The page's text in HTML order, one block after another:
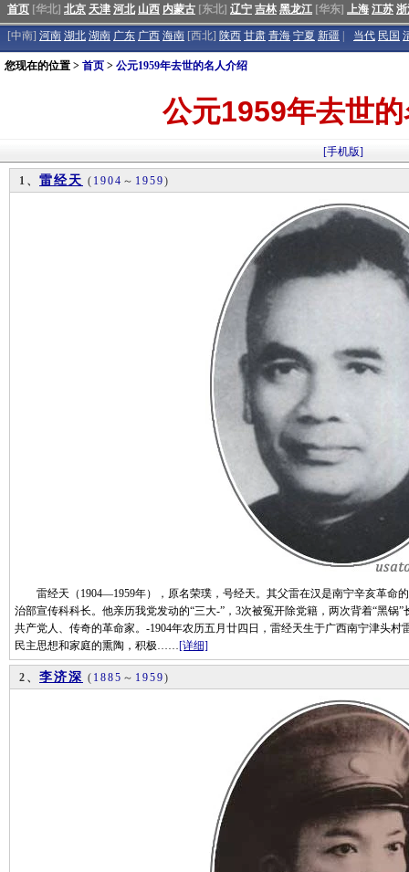
首页 [华北] 北京 天津 河北 山西 内蒙古 [东北] 辽宁 吉林 黑龙江 [华东] 上海 江苏
[中南] 河南 湖北 湖南 广东 广西 海南 [西北] 陕西 甘肃 青海 宁夏 新疆 当代 民国
您现在的位置 > 首页 > 公元1959年去世的名人介绍
公元1959年去世
[手机版]
1、 雷经天 ( 1904 ～ 1959)
雷经天（1904—1959年），原名荣璞，号经天。其父雷在汉是南宁辛亥革命
治部宣传科科长。他亲历我党发动的“三大-”，3次被冤开除党籍，两次背着“黑锅
共产党人、传奇的革命家。-1904年农历五月廿四日，雷经天生于广西南宁津头
民主思想和家庭的熏陶，积极……[详细]
2、 李济深 ( 1885 ～ 1959)